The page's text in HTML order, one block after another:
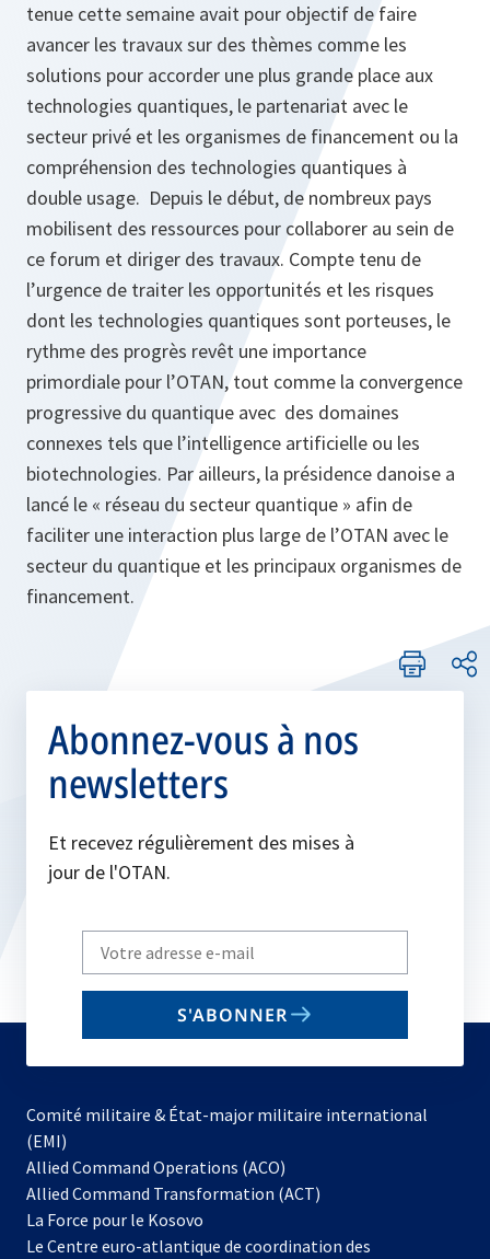
tenue cette semaine avait pour objectif de faire
avancer les travaux sur des thèmes comme les
solutions pour accorder une plus grande place aux
technologies quantiques, le partenariat avec le
secteur privé et les organismes de financement ou la
compréhension des technologies quantiques à
double usage. Depuis le début, de nombreux pays
mobilisent des ressources pour collaborer au sein de
ce forum et diriger des travaux. Compte tenu de
l’urgence de traiter les opportunités et les risques
dont les technologies quantiques sont porteuses, le
rythme des progrès revêt une importance
primordiale pour l’OTAN, tout comme la convergence
progressive du quantique avec des domaines
connexes tels que l’intelligence artificielle ou les
biotechnologies. Par ailleurs, la présidence danoise a
lancé le « réseau du secteur quantique » afin de
faciliter une interaction plus large de l’OTAN avec le
secteur du quantique et les principaux organismes de
financement.
Abonnez-vous à nos
newsletters
Et recevez régulièrement des mises à
jour de l'OTAN.
Write
your
email
S'ABONNER
Comité militaire & État-major militaire international
(EMI)
Allied Command Operations (ACO)
dans
nouvel
Allied Command Transformation (ACT)
La Force pour le Kosovo
dans
Le Centre euro-atlantique de coordination des